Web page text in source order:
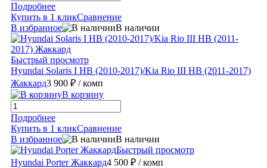
Подробнее
Купить в 1 кликСравнение
В избранное
В наличии
Быстрый просмотр
Hyundai Solaris I HB (2010-2017)/Kia Rio III HB (2011-2017)
Жаккард3 900 ₽ / комп
В корзину
Подробнее
Купить в 1 кликСравнение
В избранное
В наличии
Быстрый просмотр
Hyundai Porter Жаккард4 500 ₽ / комп